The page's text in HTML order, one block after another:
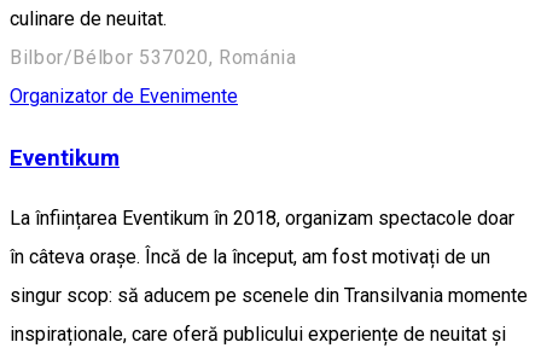
culinare de neuitat.
Bilbor/Bélbor 537020, Románia
Organizator de Evenimente
Eventikum
La înființarea Eventikum în 2018, organizam spectacole doar
în câteva orașe. Încă de la început, am fost motivați de un
singur scop: să aducem pe scenele din Transilvania momente
inspiraționale, care oferă publicului experiențe de neuitat și